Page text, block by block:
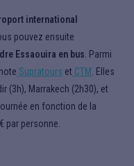
international
pouvez ensuite
Essaouira en bus Parmi
Supratours et CTM
. Elles
(3h), Marrakech (2h30), et
en fonction de la
par personne.